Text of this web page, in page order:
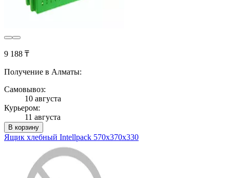
9 188 ₸
Получение в Алматы:
Самовывоз:
10 августа
Курьером:
11 августа
В корзину
Ящик хлебный Intellpack 570х370х330